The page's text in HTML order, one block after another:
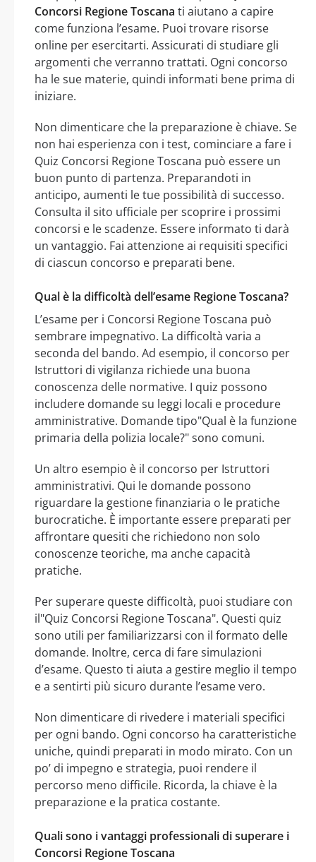
Concorsi Regione Toscana ti aiutano a capire
come funziona l’esame. Puoi trovare risorse
online per esercitarti. Assicurati di studiare gli
argomenti che verranno trattati. Ogni concorso
ha le sue materie, quindi informati bene prima di
iniziare.
Non dimenticare che la preparazione è chiave. Se
non hai esperienza con i test, cominciare a fare i
Quiz Concorsi Regione Toscana può essere un
buon punto di partenza. Preparandoti in
anticipo, aumenti le tue possibilità di successo.
Consulta il sito ufficiale per scoprire i prossimi
concorsi e le scadenze. Essere informato ti darà
un vantaggio. Fai attenzione ai requisiti specifici
di ciascun concorso e preparati bene.
Qual è la difficoltà dell’esame Regione Toscana?
L’esame per i Concorsi Regione Toscana può
sembrare impegnativo. La difficoltà varia a
seconda del bando. Ad esempio, il concorso per
Istruttori di vigilanza richiede una buona
conoscenza delle normative. I quiz possono
includere domande su leggi locali e procedure
amministrative. Domande tipo"Qual è la funzione
primaria della polizia locale?" sono comuni.
Un altro esempio è il concorso per Istruttori
amministrativi. Qui le domande possono
riguardare la gestione finanziaria o le pratiche
burocratiche. È importante essere preparati per
affrontare quesiti che richiedono non solo
conoscenze teoriche, ma anche capacità
pratiche.
Per superare queste difficoltà, puoi studiare con
il"Quiz Concorsi Regione Toscana". Questi quiz
sono utili per familiarizzarsi con il formato delle
domande. Inoltre, cerca di fare simulazioni
d’esame. Questo ti aiuta a gestire meglio il tempo
e a sentirti più sicuro durante l’esame vero.
Non dimenticare di rivedere i materiali specifici
per ogni bando. Ogni concorso ha caratteristiche
uniche, quindi preparati in modo mirato. Con un
po’ di impegno e strategia, puoi rendere il
percorso meno difficile. Ricorda, la chiave è la
preparazione e la pratica costante.
Quali sono i vantaggi professionali di superare i
Concorsi Regione Toscana